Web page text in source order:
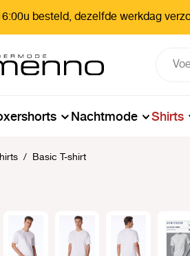
naar de hoofdnavigatie
besteld, dezelfde werkdag
Nachtmode Shirts
/ Basic T-shirt
overslaan